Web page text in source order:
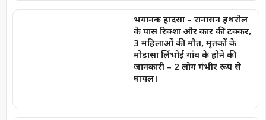
भयानक हादसा – रानासन हथरोल
के पास रिक्शा और कार की टक्कर,
3 महिलाओं की मौत, मृतकों के
मोडासा लिंभोई गांव के होने की
जानकारी – 2 लोग गंभीर रूप से
घायल।